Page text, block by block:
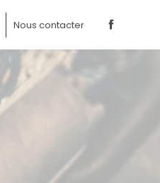
Nous contacter